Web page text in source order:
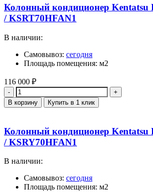
Колонный кондиционер Kentatsu
/ KSRT70HFAN1
В наличии:
Самовывоз: сегодня
Площадь помещения: м2
116 000 ₽
Количество
В корзину Купить в 1 клик
Колонный кондиционер Kentatsu
/ KSRY70HFAN1
В наличии:
Самовывоз: сегодня
Площадь помещения: м2